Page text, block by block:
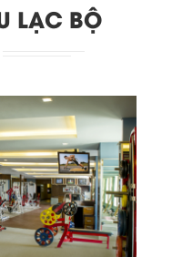
LẠC BỘ